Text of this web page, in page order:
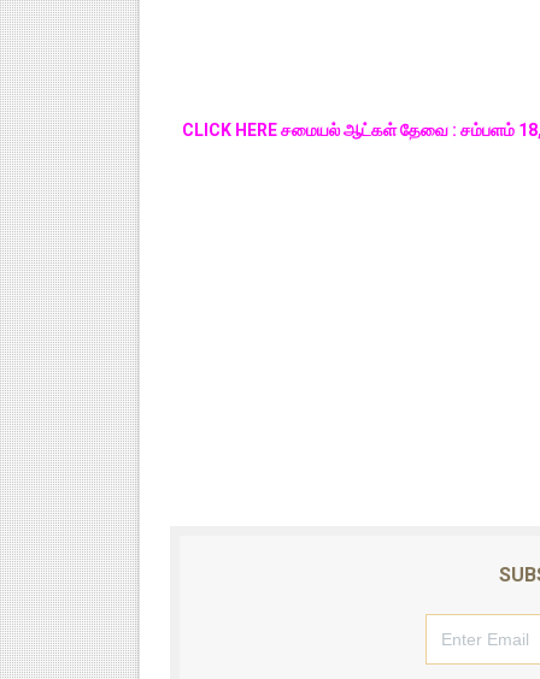
CLICK HERE சமையல் ஆட்கள் தேவை : சம்பளம்